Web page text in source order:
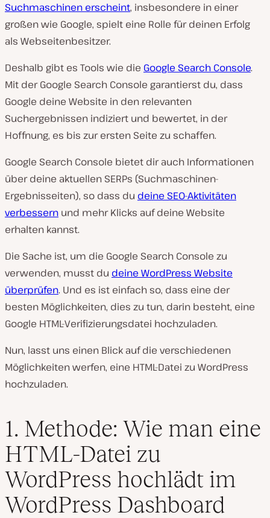
Suchmaschinen erscheint, insbesondere in einer
großen wie Google, spielt eine Rolle für deinen Erfolg
als Webseitenbesitzer.
Deshalb gibt es Tools wie die Google Search Console.
Mit der Google Search Console garantierst du, dass
Google deine Website in den relevanten
Suchergebnissen indiziert und bewertet, in der
Hoffnung, es bis zur ersten Seite zu schaffen.
Google Search Console bietet dir auch Informationen
über deine aktuellen SERPs (Suchmaschinen-
Ergebnisseiten), so dass du deine SEO-Aktivitäten
verbessern und mehr Klicks auf deine Website
erhalten kannst.
Die Sache ist, um die Google Search Console zu
verwenden, musst du deine WordPress Website
überprüfen. Und es ist einfach so, dass eine der
besten Möglichkeiten, dies zu tun, darin besteht, eine
Google HTML-Verifizierungsdatei hochzuladen.
Nun, lasst uns einen Blick auf die verschiedenen
Möglichkeiten werfen, eine HTML-Datei zu WordPress
hochzuladen.
1. Methode: Wie man eine
HTML-Datei zu
WordPress hochlädt im
WordPress Dashboard